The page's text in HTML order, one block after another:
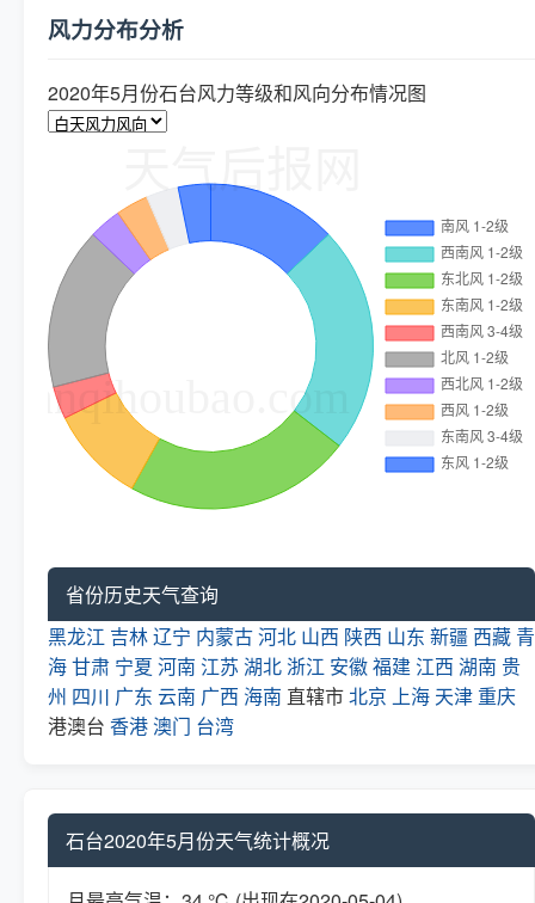
风力分布分析
2020年5月份石台风力等级和风向分布情况图
省份历史天气查询
黑龙江 吉林辽宁 内蒙古河北 山西 陕西 山东 新疆 西藏 青
海甘肃 宁夏 河南 江苏 湖北 浙江 安徽福建 江西 湖南 贵
州 四川 广东 云南 广西 海南 直辖市北京 上海 天津 重庆
港澳台 香港澳门 台湾
石台2020年5月份天气统计概况